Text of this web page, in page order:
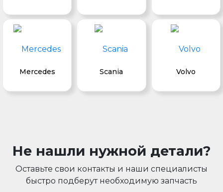
Mercedes Scania Volvo
Не нашли нужной детали?
Оставьте свои контакты и наши специалисты
быстро подберут необходимую запчасть